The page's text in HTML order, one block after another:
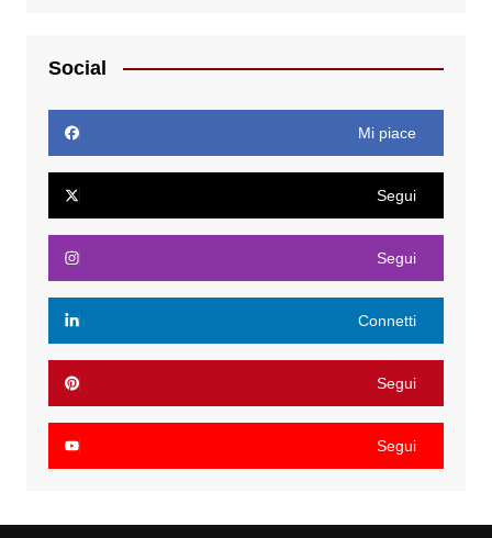
Social
Mi piace
Segui
Segui
Connetti
Segui
Segui